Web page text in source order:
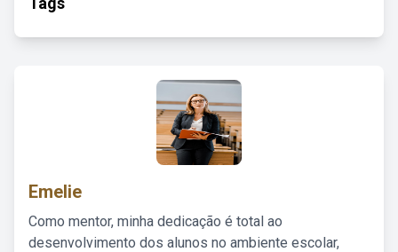
Emelie
Como mentor, minha dedicação é total ao
desenvolvimento dos alunos no ambiente escolar,